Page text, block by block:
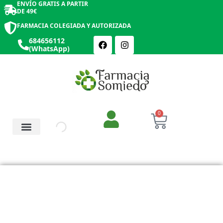
ENVÍO GRATIS A PARTIR
DE 49€
FARMACIA COLEGIADA Y AUTORIZADA
684656112
(WhatsApp)
0